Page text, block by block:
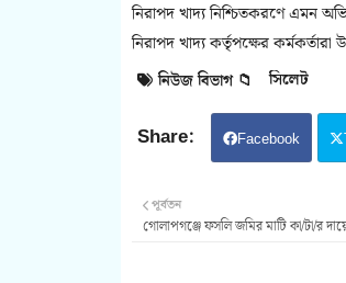
নিরাপদ খাদ্য নিশ্চিতকরণে এমন
নিরাপদ খাদ্য কর্তৃপক্ষের কর্মকর্তারা
নিউজ বিভাগ 📁 সিলেট
Facebook
পূর্বতন
গোলাপগঞ্জে ফসলি জমির মাটি কা/টা/র